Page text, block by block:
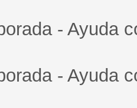
- Ayuda
- Ayuda